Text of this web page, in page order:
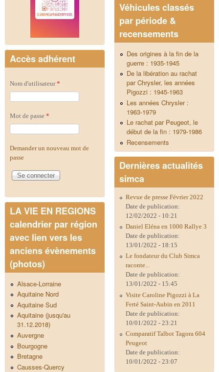
Accès adhérent
Nom d'utilisateur*
Mot de passe *
Demander un nouveau mot de
passe
LA VIE EN REGIONS
calendrier par région
avec lien vers les
anciens évènements
(photos)
Alsace-Lorraine
Aquitaine Nord
Aquitaine Sud
Aquitaine (jusqu'au
31.12.2018)
Auvergne
Bourgogne
Bretagne
Causses-Quercy
Véhicules classés
par période &
recensements
Des origines à la fin de la
guerre : 1935-1945
De la libération au rachat
par Chrysler, les années
Pigozzi : 1945-1963
Les années Chrysler :
1963-1979
Le rachat par Peugeot, le
début de la fin : 1979-1986
Recensements
Dernières actualités
simca
Revue de presse Février 2022
Date de publication:
12/02/2022 - 10:21
Daniel Eléna en 1000 Rallye 3
Date de publication:
13/01/2022 - 18:15
Le fondateur du Club Simca
raconte...
Date de publication:
13/01/2022 - 15:45
Visite Caroline Pigozzi à La
Ferté Saint-Aubin en 2011
Date de publication:
10/01/2022 - 23:21
Comparatif Talbot Tagora 604
Peugeot
Date de publication:
10/01/2022 - 23:07